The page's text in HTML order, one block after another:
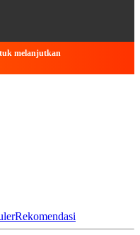
melanjutkan
Rekomendasi